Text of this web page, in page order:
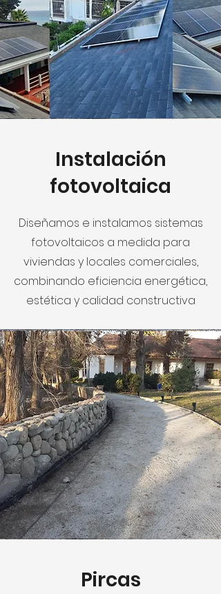
Instalación
fotovoltaica
Diseñamos e instalamos sistemas
fotovoltaicos a medida para
viviendas y locales comerciales,
combinando eficiencia energética,
estética y calidad constructiva
Pircas